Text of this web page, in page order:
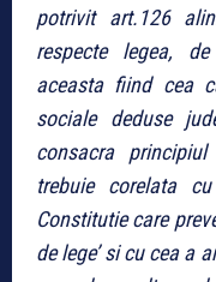
potrivit art.126
respecte legea,
aceasta fiind cea
sociale deduse
consacra
trebuie corelata
Constitutie care
de lege’ si cu cea a